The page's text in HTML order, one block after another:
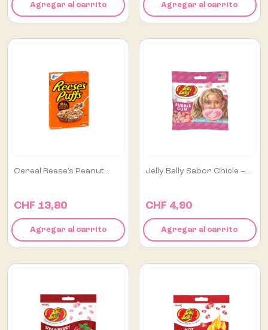
Agregar al carrito Agregar al carrito
Cereal Reese’s Peanut...
CHF 13,80
Agregar al carrito
Jelly Belly Sabor Chicle –...
CHF 4,90
Agregar al carrito